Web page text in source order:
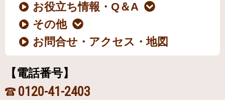
お役立ち情報・Q＆A
その他
お問合せ・アクセス・地図
【電話番号】
0120-41-2403